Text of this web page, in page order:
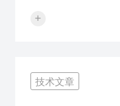
龄期内的放热量、
水泥实际水化热，
常见水泥品种的检
+
技术文章